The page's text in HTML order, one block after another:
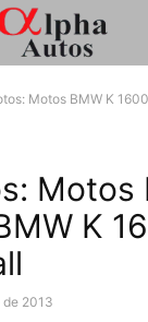
Motos BMW K
Motos
K
de 2013